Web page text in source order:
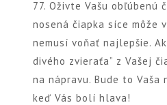
77. Oživte Vašu obľúbenú
nosená čiapka síce môže
nemusí voňať najlepšie.
divého zvieraťa” z Vašej
na nápravu. Bude to
keď Vás bolí hlava!